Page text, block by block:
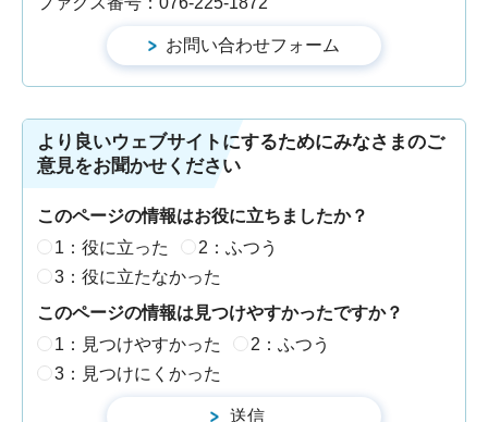
より良いウェブサイトにするためにみなさまのご
意見をお聞かせください
このページの情報はお役に立ちましたか？
1：役に立った
2：ふつう
3：役に立たなかった
このページの情報は見つけやすかったですか？
1：見つけやすかった
2：ふつう
3：見つけにくかった